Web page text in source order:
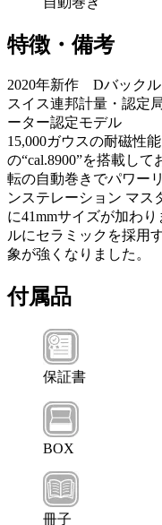
特徴・備考
2020年新作 Dバック
スイス連邦計量・認定
ーター認定モデル
15,000ガウスの耐磁性
の“cal.8900”を搭載し
転の自動巻きでパワー
ンステレーション マス
に41mmサイズが加わ
ルにセラミックを採用
象が強くなりました。
付属品
保証書
BOX
冊子